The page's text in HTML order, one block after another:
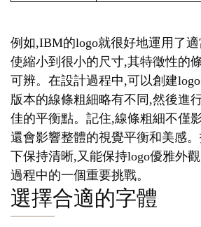
例如,IBM的logo就很好地運用了
使縮小到很小的尺寸,其特徵性的
可辨。在設計過程中,可以創建
版本的線條粗細略有不同,然後進
佳的平衡點。記住,線條粗細不僅
還會影響整體的視覺平衡和美感
下保持清晰,又能保持logo優雅外
過程中的一個重要挑戰。
選擇合適的字體